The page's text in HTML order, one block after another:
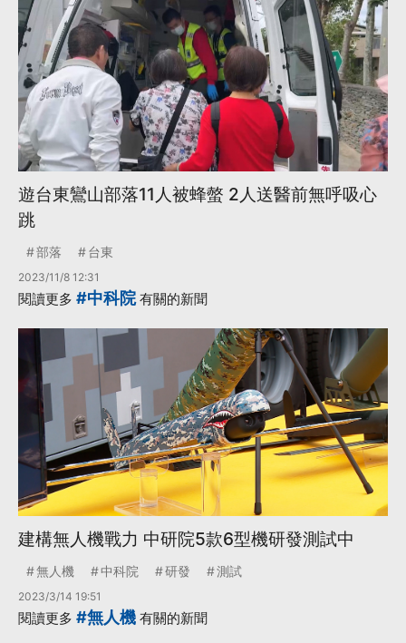
遊台東鸞山部落11人被蜂螫 2人送醫前無呼吸心
跳
部落 台東
2023/11/8 12:31
閱讀更多 #中科院有關的新聞
建構無人機戰力 中研院5款6型機研發測試中
無人機 中科院 研發 測試
2023/3/14 19:51
閱讀更多 #無人機 有關的新聞